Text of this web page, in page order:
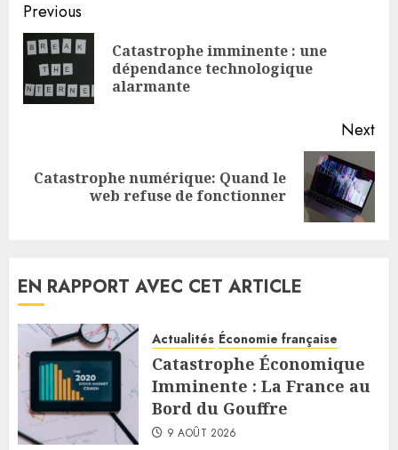
Continue
Reading
Previous
Catastrophe imminente : une
dépendance technologique
alarmante
Next
Next
Catastrophe numérique: Quand le
web refuse de fonctionner
EN RAPPORT AVEC CET ARTICLE
Actualités Économie française
Catastrophe Économique
Imminente : La France au
Bord du Gouffre
9 AOÛT 2026